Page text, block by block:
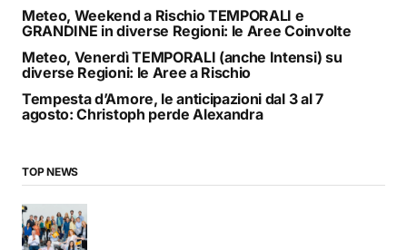
Meteo, Weekend a Rischio TEMPORALI e
GRANDINE in diverse Regioni: le Aree Coinvolte
Meteo, Venerdì TEMPORALI (anche Intensi) su
diverse Regioni: le Aree a Rischio
Tempesta d’Amore, le anticipazioni dal 3 al 7
agosto: Christoph perde Alexandra
TOP NEWS